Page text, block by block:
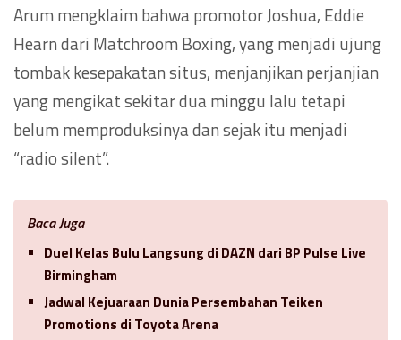
Arum mengklaim bahwa promotor Joshua, Eddie
Hearn dari Matchroom Boxing, yang menjadi ujung
tombak kesepakatan situs, menjanjikan perjanjian
yang mengikat sekitar dua minggu lalu tetapi
belum memproduksinya dan sejak itu menjadi
“radio silent”.
Baca Juga
Duel Kelas Bulu Langsung di DAZN dari BP Pulse Live
Birmingham
Jadwal Kejuaraan Dunia Persembahan Teiken
Promotions di Toyota Arena